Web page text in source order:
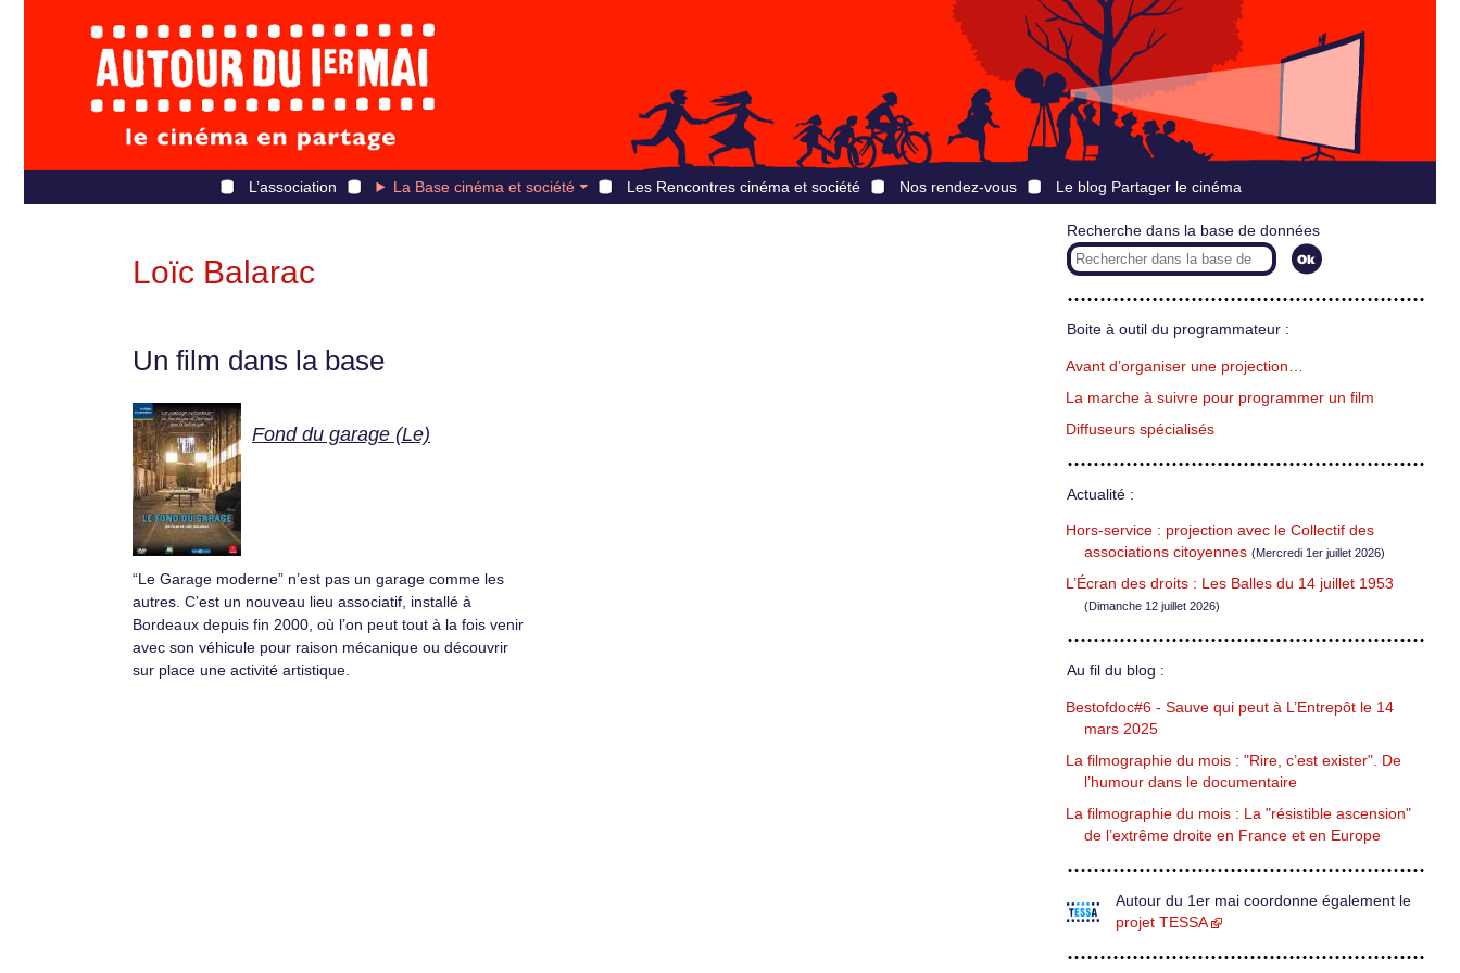
L’association La Base cinéma et société Les Rencontres cinéma et société Nos rendez-vous Le blog Partager le cinéma
Loïc Balarac
Un film dans la base
Fond du garage (Le)
“Le Garage moderne” n’est pas un garage comme les
autres. C’est un nouveau lieu associatif, installé à
Bordeaux depuis fin 2000, où l’on peut tout à la fois venir
avec son véhicule pour raison mécanique ou découvrir
sur place une activité artistique.
Recherche dans la base de données
Boite à outil du programmateur :
Avant d’organiser une projection…
La marche à suivre pour programmer un film
Diffuseurs spécialisés
Actualité :
Hors-service : projection avec le Collectif des
associations citoyennes (Mercredi 1er juillet 2026)
L’Écran des droits : Les Balles du 14 juillet 1953
(Dimanche 12 juillet 2026)
Au fil du blog :
Bestofdoc#6 - Sauve qui peut à L’Entrepôt le 14
mars 2025
La filmographie du mois : "Rire, c’est exister". De
l’humour dans le documentaire
La filmographie du mois : La "résistible ascension"
de l’extrême droite en France et en Europe
Autour du 1er mai coordonne également le
projet TESSA